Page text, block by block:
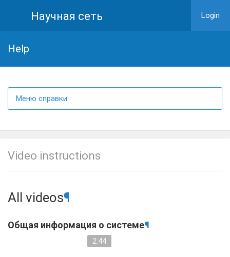
Научная сеть Login
Help
Меню справки
Video instructions
All videos¶
Общая информация о системе¶
2:44